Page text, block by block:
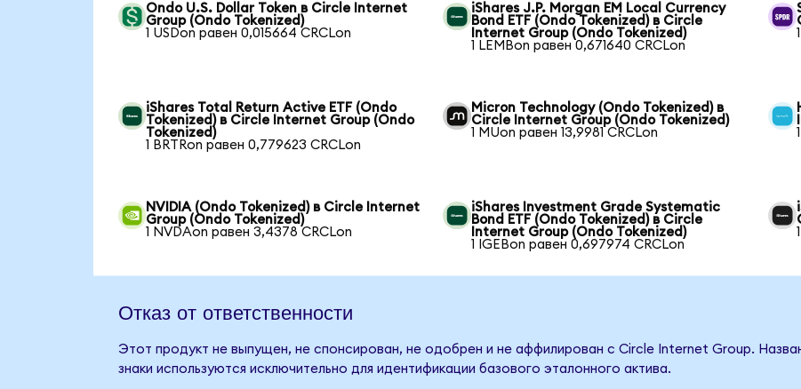
Ondo U.S. Dollar Token в Circle Internet
Group (Ondo Tokenized)
1 USDon равен 0,015664 CRCLon
iShares J.P. Morgan EM Local Currency
Bond ETF (Ondo Tokenized) в Circle
Internet Group (Ondo Tokenized)
1 LEMBon равен 0,671640 CRCLon
iShares Total Return Active ETF (Ondo
Tokenized) в Circle Internet Group (Ondo
Tokenized)
1 BRTRon равен 0,779623 CRCLon
Micron Technology (Ondo Tokenized) в
Circle Internet Group (Ondo Tokenized)
1 MUon равен 13,9981 CRCLon
NVIDIA (Ondo Tokenized) в Circle Internet
Group (Ondo Tokenized)
1 NVDAon равен 3,4378 CRCLon
iShares Investment Grade Systematic
Bond ETF (Ondo Tokenized) в Circle
Internet Group (Ondo Tokenized)
1 IGEBon равен 0,697974 CRCLon
Отказ от ответственности
Этот продукт не выпущен, не спонсирован, не одобрен и не аффилирован с Circle Internet Group.
знаки используются исключительно для идентификации базового эталонного актива.